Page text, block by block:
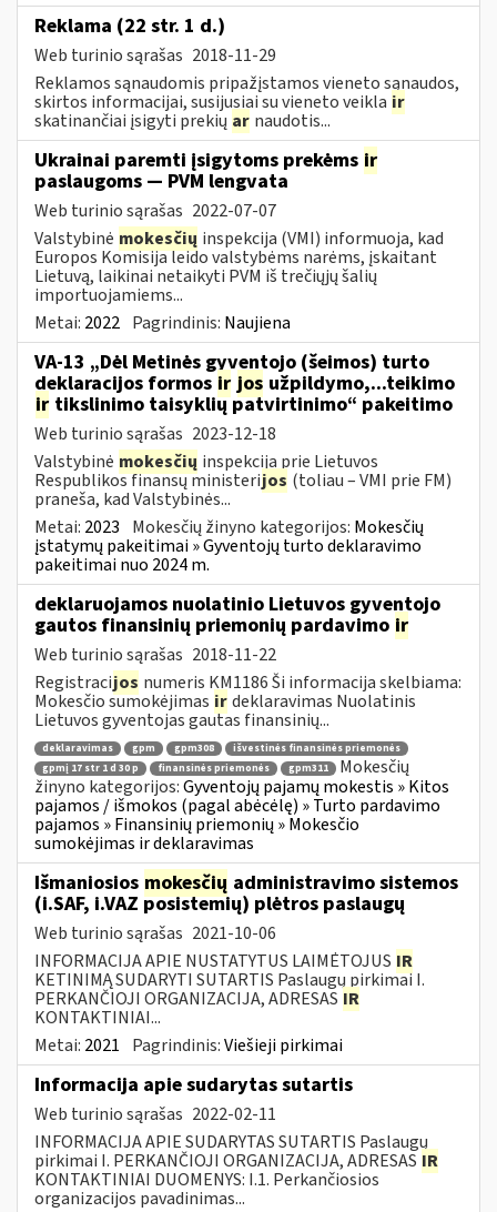
Reklama (22 str. 1 d.)
Web turinio sąrašas 2018-11-29
Reklamos sąnaudomis pripažįstamos vieneto sąnaudos,
skirtos informacijai, susijusiai su vieneto veikla ir
skatinančiai įsigyti prekių ar naudotis...
Ukrainai paremti įsigytoms prekėms ir
paslaugoms — PVM lengvata
Web turinio sąrašas 2022-07-07
Valstybinė mokesčių inspekcija (VMI) informuoja, kad
Europos Komisija leido valstybėms narėms, įskaitant
Lietuvą, laikinai netaikyti PVM iš trečiųjų šalių
importuojamiems...
Metai: 2022 Pagrindinis: Naujiena
VA-13 „Dėl Metinės gyventojo (šeimos) turto
deklaracijos formos ir jos užpildymo,...teikimo
ir tikslinimo taisyklių patvirtinimo“ pakeitimo
Web turinio sąrašas 2023-12-18
Valstybinė mokesčių inspekcija prie Lietuvos
Respublikos finansų ministerijos (toliau – VMI prie FM)
praneša, kad Valstybinės...
Metai: 2023 Mokesčių žinyno kategorijos: Mokesčių
įstatymų pakeitimai » Gyventojų turto deklaravimo
pakeitimai nuo 2024 m.
deklaruojamos nuolatinio Lietuvos gyventojo
gautos finansinių priemonių pardavimo ir
Web turinio sąrašas 2018-11-22
Registracijos numeris KM1186 Ši informacija skelbiama:
Mokesčio sumokėjimas irdeklaravimas Nuolatinis
Lietuvos gyventojas gautas finansinių...
deklaravimas gpm gpm308
išvestinės finansinės priemonės
gpmį 17 str 1 d 30 p
finansinės priemonės gpm311
Mokesčių
žinyno kategorijos:Gyventojų pajamų mokestis » Kitos
pajamos / išmokos (pagal abėcėlę) » Turto pardavimo
pajamos » Finansinių priemonių » Mokesčio
sumokėjimas ir deklaravimas
Išmaniosios mokesčių administravimo sistemos
(i.SAF, i.VAZ posistemių) plėtros paslaugų
Web turinio sąrašas 2021-10-06
INFORMACIJA APIE NUSTATYTUS LAIMĖTOJUS IR
KETINIMĄ SUDARYTI SUTARTIS Paslaugų pirkimai I.
PERKANČIOJI ORGANIZACIJA, ADRESAS IR
KONTAKTINIAI...
Metai: 2021 Pagrindinis:Viešieji pirkimai
Informacija apie sudarytas sutartis
Web turinio sąrašas 2022-02-11
INFORMACIJA APIE SUDARYTAS SUTARTIS Paslaugų
pirkimai I. PERKANČIOJI ORGANIZACIJA, ADRESAS IR
KONTAKTINIAI DUOMENYS: I.1. Perkančiosios
organizacijos pavadinimas...